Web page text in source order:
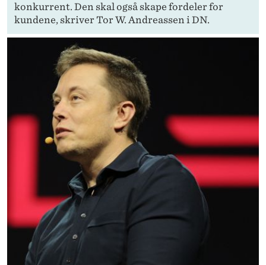
konkurrent. Den skal også skape fordeler for
kundene, skriver Tor W. Andreassen i DN.